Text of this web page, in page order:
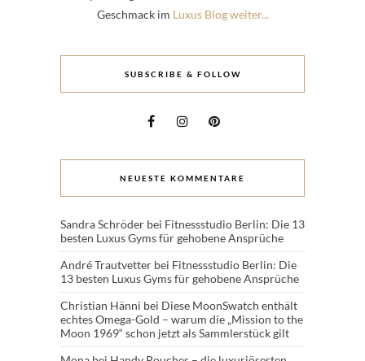
Geschmack im Luxus Blog weiter...
SUBSCRIBE & FOLLOW
NEUESTE KOMMENTARE
Sandra Schröder bei Fitnessstudio Berlin: Die 13
besten Luxus Gyms für gehobene Ansprüche
André Trautvetter bei Fitnessstudio Berlin: Die
13 besten Luxus Gyms für gehobene Ansprüche
Christian Hänni bei Diese MoonSwatch enthält
echtes Omega-Gold – warum die „Mission to the
Moon 1969“ schon jetzt als Sammlerstück gilt